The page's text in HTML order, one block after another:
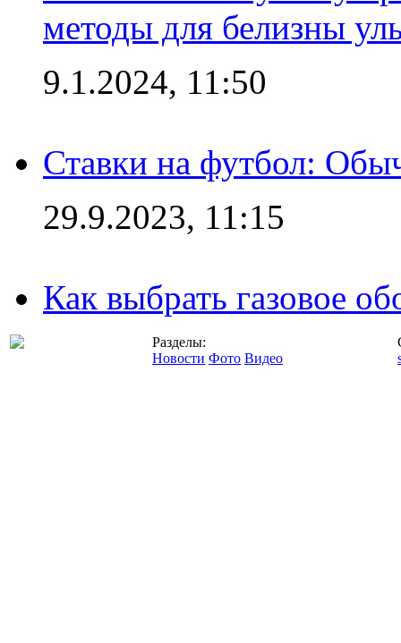
методы для белизны
9.1.2024, 11:50
Ставки на футбол:
29.9.2023, 11:15
Как выбрать газовое
Разделы:
Новости Фото Видео